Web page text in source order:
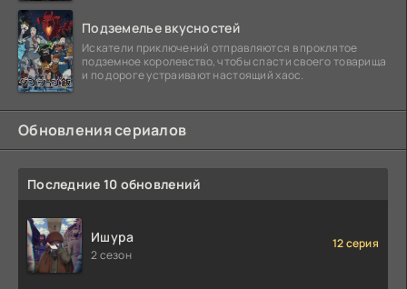
Подземелье вкусностей
Искатели приключений отправляются в проклятое
подземное королевство, чтобы спасти своего товарища
и по дороге устраивают настоящий хаос.
Обновления сериалов
Последние 10 обновлений
Ишура
2 сезон
12 серия